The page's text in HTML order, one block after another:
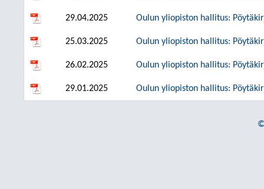
29.04.2025 Oulun yliopiston hallitus:
25.03.2025 Oulun yliopiston hallitus:
26.02.2025 Oulun yliopiston hallitus:
29.01.2025 Oulun yliopiston hallitus: